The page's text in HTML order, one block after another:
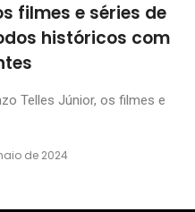
filmes e séries de
históricos com
Telles Júnior, os filmes e
de 2024